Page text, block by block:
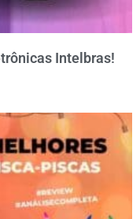
Intelbras!